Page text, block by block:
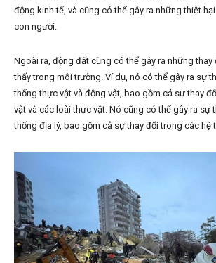
động kinh tế, và cũng có thể gây ra những thiệt
con người.
Ngoài ra, động đất cũng có thể gây ra những thay
thấy trong môi trường. Ví dụ, nó có thể gây ra sự
thống thực vật và động vật, bao gồm cả sự thay
vật và các loài thực vật. Nó cũng có thể gây ra sự
thống địa lý, bao gồm cả sự thay đổi trong các hệ